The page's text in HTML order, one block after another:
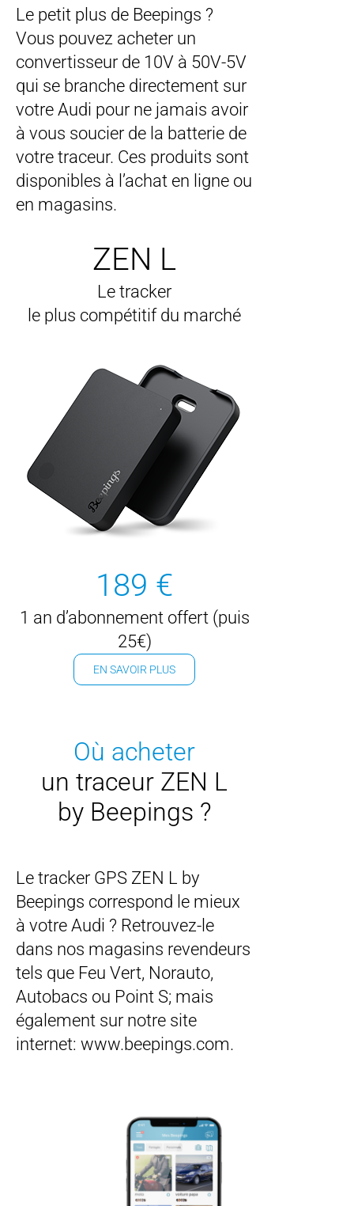
Le petit plus de Beepings ?
Vous pouvez acheter un
convertisseur de 10V à 50V-5V
qui se branche directement sur
votre Audi pour ne jamais avoir
à vous soucier de la batterie de
votre traceur. Ces produits sont
disponibles à l’achat en ligne ou
en magasins.
ZEN L
Le tracker
le plus compétitif du marché
189 €
1 an d’abonnement offert (puis
25€)
EN SAVOIR PLUS
Où acheter
un traceur ZEN L
by Beepings ?
Le tracker GPS ZEN L by
Beepings correspond le mieux
à votre Audi ? Retrouvez-le
dans nos magasins revendeurs
tels que Feu Vert, Norauto,
Autobacs ou Point S; mais
également sur notre site
internet: www.beepings.com.